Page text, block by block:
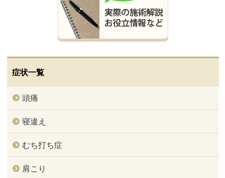
症状一覧
頭痛
寝違え
むち打ち症
肩こり